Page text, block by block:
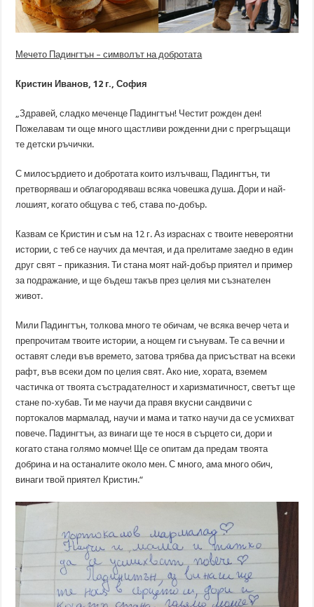
Мечето Падингтън – символът на добротата
Кристин Иванов, 12 г., София
„Здравей, сладко меченце Падингтън! Честит рожден ден!
Пожелавам ти още много щастливи рожденни дни с прегръщащи
те детски ръчички.
С милосърдието и добротата които излъчваш, Падингтън, ти
претворяваш и облагородяваш всяка човешка душа. Дори и най-
лошият, когато общува с теб, става по-добър.
Казвам се Кристин и съм на 12 г. Аз израснах с твоите невероятни
истории, с теб се научих да мечтая, и да прелитаме заедно в един
друг свят – приказния. Ти стана моят най-добър приятел и пример
за подражание, и ще бъдеш такъв през целия ми съзнателен
живот.
Мили Падингтън, толкова много те обичам, че всяка вечер чета и
препрочитам твоите истории, а нощем ги сънувам. Те са вечни и
оставят следи във времето, затова трябва да присъстват на всеки
рафт, във всеки дом по целия свят. Ако ние, хората, вземем
частичка от твоята състрадателност и харизматичност, светът ще
стане по-хубав. Ти ме научи да правя вкусни сандвичи с
портокалов мармалад, научи и мама и татко научи да се усмихват
повече. Падингтън, аз винаги ще те нося в сърцето си, дори и
когато стана голямо момче! Ще се опитам да предам твоята
добрина и на останалите около мен. С много, ама много обич,
винаги твой приятел Кристин.“